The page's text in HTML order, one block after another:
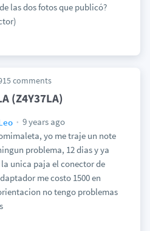
las dos fotos que publicó?
comments
(Z4Y37LA)
9 years ago
yo me traje un note
problema, 12 dias y ya
unica paja el conector de
me costo 1500 en
no tengo problemas